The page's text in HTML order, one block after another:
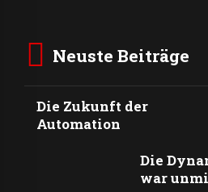
Neuste Beiträge
Die Zukunft der
Automation
Die
war